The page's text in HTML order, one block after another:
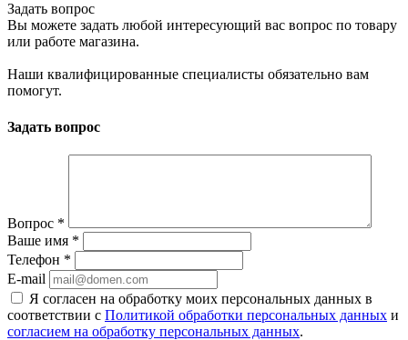
Задать вопрос
Вы можете задать любой интересующий вас вопрос по товару
или работе магазина.
Наши квалифицированные специалисты обязательно вам
помогут.
Задать вопрос
Вопрос *
Ваше имя *
Телефон *
E-mail
Я согласен на обработку моих персональных данных в
соответствии с Политикой обработки персональных данных и
согласием на обработку персональных данных.